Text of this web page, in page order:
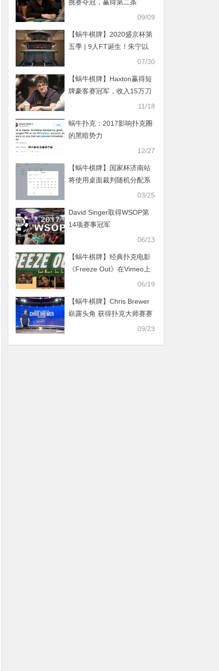
挑赛夺冠，赢得第二条
09/09
【蜗牛棋牌】2020盛京杯第
五季 | 9人FT诞生！朱宁以
3805000记分牌成为CL!07/30
【蜗牛棋牌】Haxton赢得短
牌豪客赛冠军，收入15万刀
11/18
蜗牛扑克：2017影响扑克圈
的黑暗势力
12/27
【蜗牛棋牌】国家杯济南站
将使用桌面裁判随机分配系
03/25
David Singer取得WSOP第
14项赛事冠军
06/13
【蜗牛棋牌】经典扑克电影
《Freeze Out》在Vimeo上
06/19
【蜗牛棋牌】Chris Brewer
崭露头角 获得扑克大师赛赛
09/23